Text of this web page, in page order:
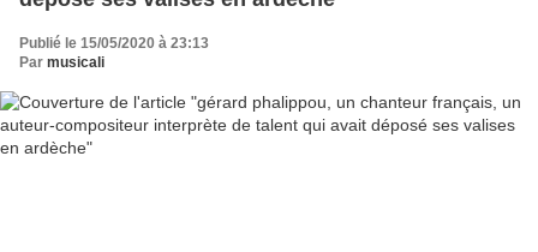
Publié le 15/05/2020 à 23:13
Par musicali